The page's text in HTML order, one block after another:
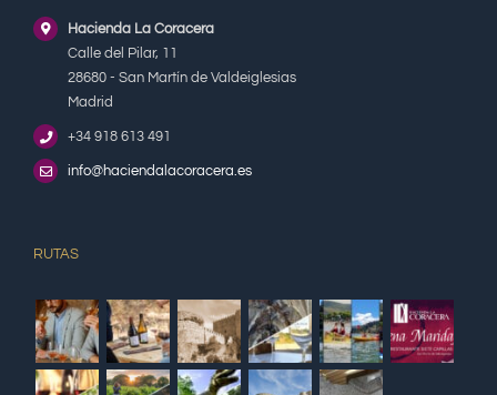
Hacienda La Coracera
Calle del Pilar, 11
28680 - San Martín de Valdeiglesias
Madrid
+34 918 613 491
info@haciendalacoracera.es
RUTAS